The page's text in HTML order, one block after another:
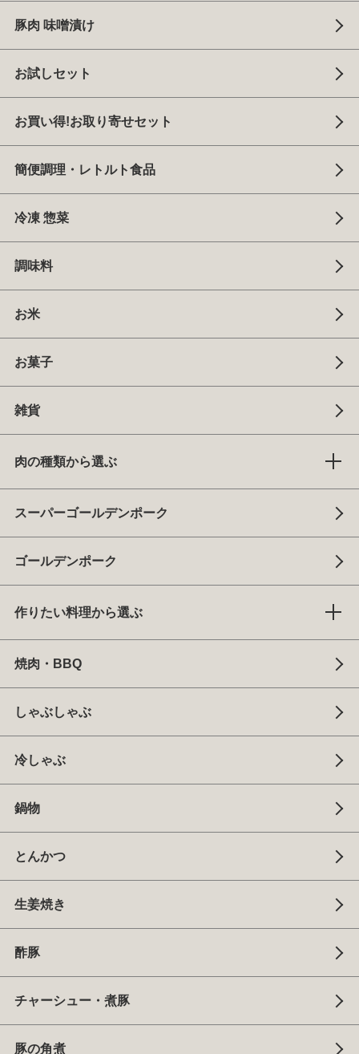
豚肉 味噌漬け
お試しセット
お買い得!お取り寄せセット
簡便調理・レトルト食品
冷凍 惣菜
調味料
お米
お菓子
雑貨
肉の種類から選ぶ
スーパーゴールデンポーク
ゴールデンポーク
作りたい料理から選ぶ
焼肉・BBQ
しゃぶしゃぶ
冷しゃぶ
鍋物
とんかつ
生姜焼き
酢豚
チャーシュー・煮豚
豚の角煮